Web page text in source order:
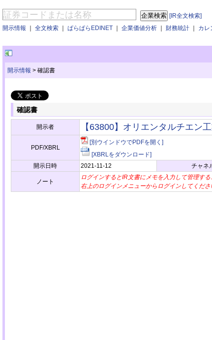
[IR全文検索]
開示情報 ｜ 全文検索 ｜ ぱらぱらEDINET ｜ 企業価値分析 ｜ 財務統計 ｜ カレ
開示情報 > 確認書
確認書
開示者 【63800】オリエンタルチエン
PDF/XBRL
[別ウインドウでPDFを開く]
[XBRLをダウンロード]
開示日時
2021-11-12 チャネ
ノート
ログインするとIR文書にメモを入力して管理す
右上のログインメニューからログインしてくださ